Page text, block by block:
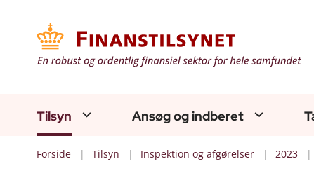
Tilsyn Ansøg og indberet
Forside Tilsyn Inspektion og afgørelser 2023